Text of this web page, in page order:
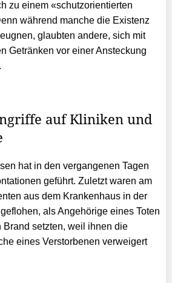
zu einem «schutzorientierten
während manche die Existenz
glaubten andere, sich mit
Getränken vor einer Ansteckung
auf Kliniken und
hat in den vergangenen Tagen
geführt. Zuletzt waren am
aus dem Krankenhaus in der
als Angehörige eines Toten
Brand setzten, weil ihnen die
eines Verstorbenen verweigert